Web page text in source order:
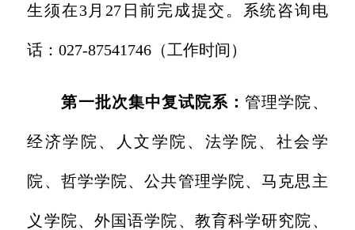
生须在3月27日前完成提交。系统咨询电
话：027-87541746（工作时间）
第一批次集中复试院系：管理学院、
经济学院、人文学院、法学院、社会学
院、哲学学院、公共管理学院、马克思主
义学院、外国语学院、教育科学研究院、